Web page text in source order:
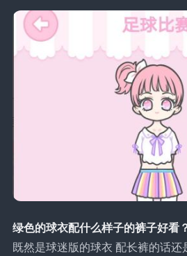
绿色的球衣配什么样子的裤子好看
既然是球迷版的球衣 配长裤的话